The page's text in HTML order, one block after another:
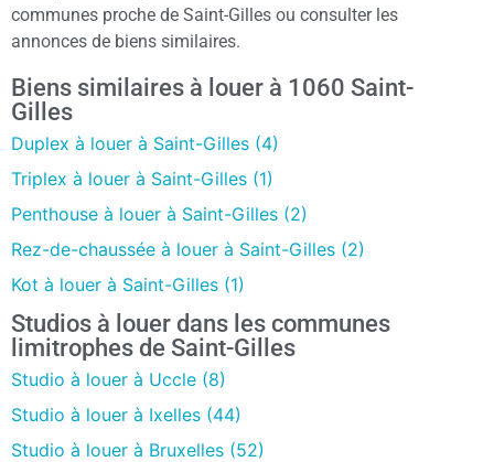
communes proche de Saint-Gilles ou consulter les
annonces de biens similaires.
Biens similaires à louer à 1060 Saint-
Gilles
Duplex à louer à Saint-Gilles (4)
Triplex à louer à Saint-Gilles (1)
Penthouse à louer à Saint-Gilles (2)
Rez-de-chaussée à louer à Saint-Gilles (2)
Kot à louer à Saint-Gilles (1)
Studios à louer dans les communes
limitrophes de Saint-Gilles
Studio à louer à Uccle (8)
Studio à louer à Ixelles (44)
Studio à louer à Bruxelles (52)